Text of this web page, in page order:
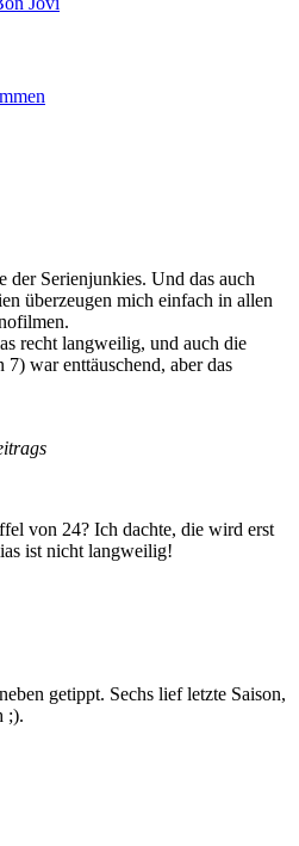
der Serienjunkies. Und das auch
überzeugen mich einfach in allen
recht langweilig, und auch die
7) war enttäuschend, aber das
von 24? Ich dachte, die wird erst
ist nicht langweilig!
getippt. Sechs lief letzte Saison,
;).